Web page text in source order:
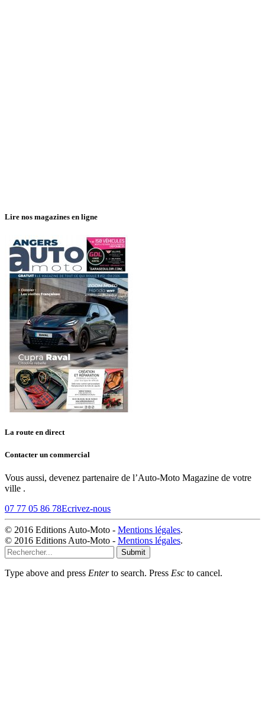
Lire nos magazines en ligne
La route en direct
Contacter un commercial
Vous aussi, devenez partenaire de l’Auto-Moto Magazine de votre
ville .
07 77 05 86 78Ecrivez-nous
© 2016 Editions Auto-Moto - Mentions légales.
© 2016 Editions Auto-Moto - Mentions légales.
Submit
Type above and press Enterto search. Press Esc to cancel.